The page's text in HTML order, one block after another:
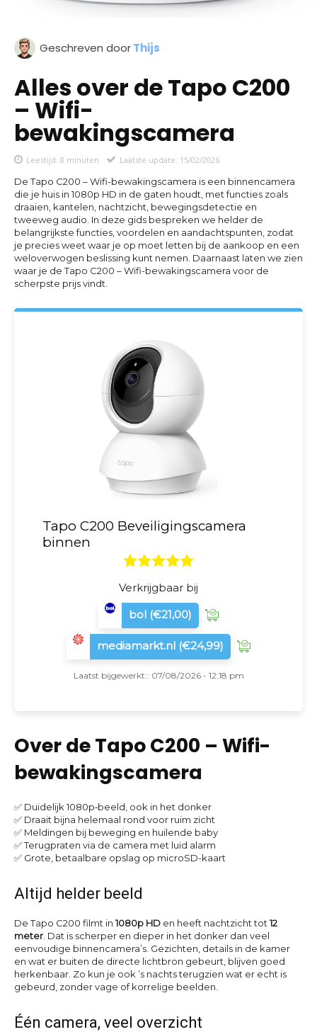
Geschreven doorThijs
Alles over de Tapo C200
– Wifi-
bewakingscamera
Leestijd: 8 minuten Laatste update: 15/02/2026
De Tapo C200 – Wifi-bewakingscamera is een binnencamera
die je huis in 1080p HD in de gaten houdt, met functies zoals
draaien, kantelen, nachtzicht, bewegingsdetectie en
tweeweg audio. In deze gids bespreken we helder de
belangrijkste functies, voordelen en aandachtspunten, zodat
je precies weet waar je op moet letten bij de aankoop en een
weloverwogen beslissing kunt nemen. Daarnaast laten we zien
waar je de Tapo C200 – Wifi-bewakingscamera voor de
scherpste prijs vindt.
Tapo C200 Beveiligingscamera
binnen
Verkrijgbaar bij
bol (€21,00)
mediamarkt.nl (€24,99)
Laatst bijgewerkt:: 07/08/2026 - 12:18 pm
Over de Tapo C200 – Wifi-
bewakingscamera
✅ Duidelijk 1080p‑beeld, ook in het donker
✅ Draait bijna helemaal rond voor ruim zicht
✅ Meldingen bij beweging en huilende baby
✅ Terugpraten via de camera met luid alarm
✅ Grote, betaalbare opslag op microSD-kaart
Altijd helder beeld
De Tapo C200 filmt in 1080p HD en heeft nachtzicht tot 12
meter . Dat is scherper en dieper in het donker dan veel
eenvoudige binnencamera’s. Gezichten, details in de kamer
en wat er buiten de directe lichtbron gebeurt, blijven goed
herkenbaar. Zo kun je ook ’s nachts terugzien wat er echt is
gebeurd, zonder vage of korrelige beelden.
Één camera, veel overzicht